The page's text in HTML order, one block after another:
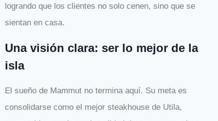
logrando que los clientes no solo cenen, sino que se
sientan en casa.
Una visión clara: ser lo mejor de la
isla
El sueño de Mammut no termina aquí. Su meta es
consolidarse como el mejor steakhouse de Utila,